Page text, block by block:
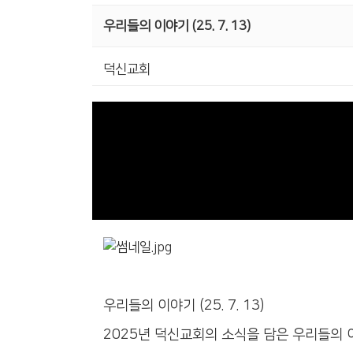
우리들의 이야기 (25. 7. 13)
덕신교회
우리들의 이야기 (25. 7. 13)
2025년 덕신교회의 소식을 담은 우리들의